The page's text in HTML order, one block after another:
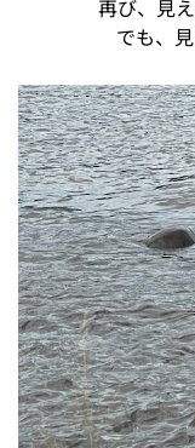
再び、見
でも、